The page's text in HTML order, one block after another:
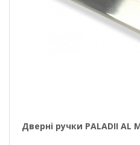
Дверні ручки PALADII AL